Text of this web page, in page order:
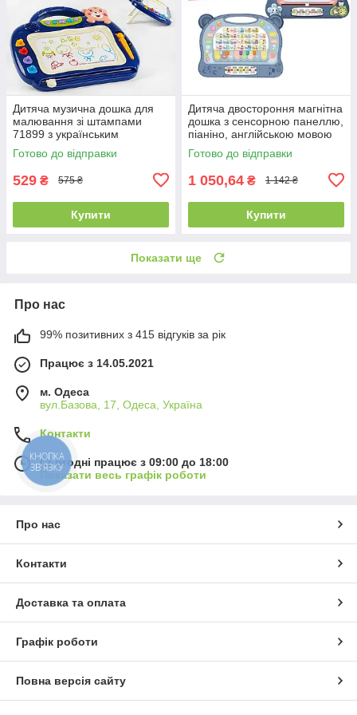
Дитяча музична дошка для
малювання зі штампами
71899 з українським
озвучуванням у 2 кольорах
Готово до відправки
529 ₴ 575 ₴
Купити
Дитяча двостороння магнітна
дошка з сенсорною панеллю,
піаніно, англійською мовою
648 A-65
Готово до відправки
1 050,64 ₴ 1 142 ₴
Купити
Показати ще
Про нас
99% позитивних з 415 відгуків за рік
Працює з 14.05.2021
м. Одеса
вул.Базова, 17, Одеса, Україна
Контакти
Сьогодні працює з 09:00 до 18:00
Показати весь графік роботи
Про нас
Контакти
Доставка та оплата
Графік роботи
Повна версія сайту
КНОПКА
ЗВ'ЯЗКУ